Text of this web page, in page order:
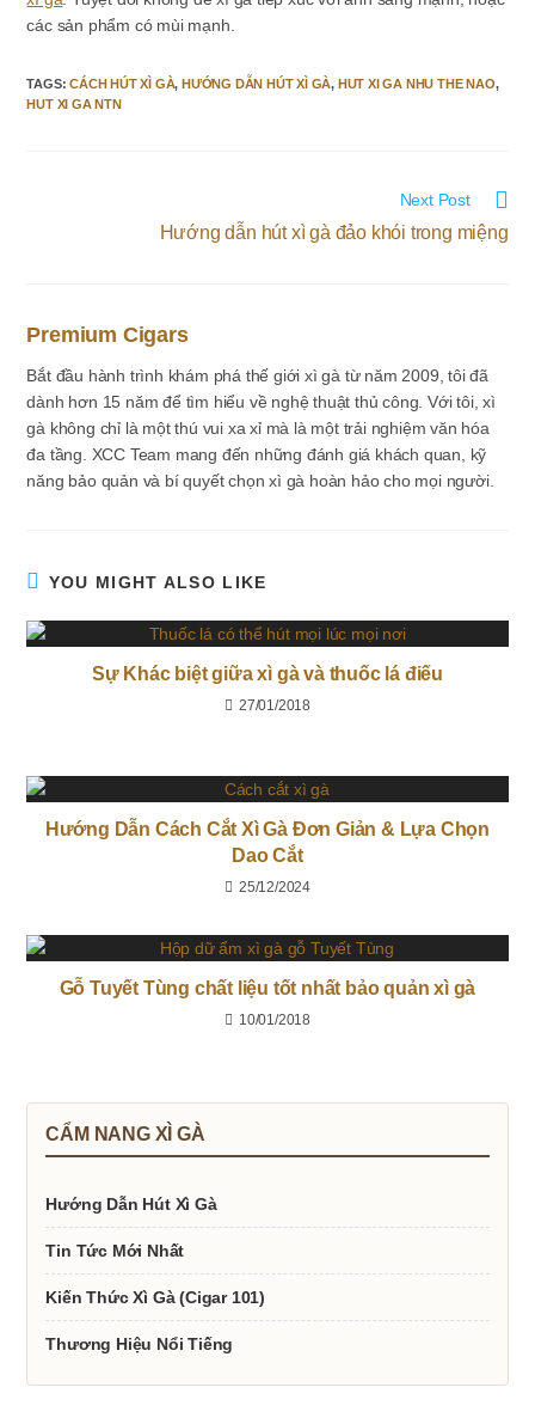
các sản phẩm có mùi mạnh.
TAGS:CÁCH HÚT XÌ GÀ, HƯỚNG DẪN HÚT XÌ GÀ, HUT XI GA NHU THE NAO,
HUT XI GA NTN
Next Post
Hướng dẫn hút xì gà đảo khói trong miệng
Premium Cigars
Bắt đầu hành trình khám phá thế giới xì gà từ năm 2009, tôi đã
dành hơn 15 năm để tìm hiểu về nghệ thuật thủ công. Với tôi, xì
gà không chỉ là một thú vui xa xỉ mà là một trải nghiệm văn hóa
đa tầng. XCC Team mang đến những đánh giá khách quan, kỹ
năng bảo quản và bí quyết chọn xì gà hoàn hảo cho mọi người.
YOU MIGHT ALSO LIKE
Sự Khác biệt giữa xì gà và thuốc lá điếu
27/01/2018
Hướng Dẫn Cách Cắt Xì Gà Đơn Giản & Lựa Chọn
Dao Cắt
25/12/2024
Gỗ Tuyết Tùng chất liệu tốt nhất bảo quản xì gà
10/01/2018
CẨM NANG XÌ GÀ
Hướng Dẫn Hút Xì Gà
Tin Tức Mới Nhất
Kiến Thức Xì Gà (Cigar 101)
Thương Hiệu Nổi Tiếng